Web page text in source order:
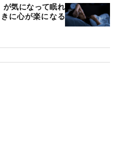
が気になって眠れ
に心が楽になる